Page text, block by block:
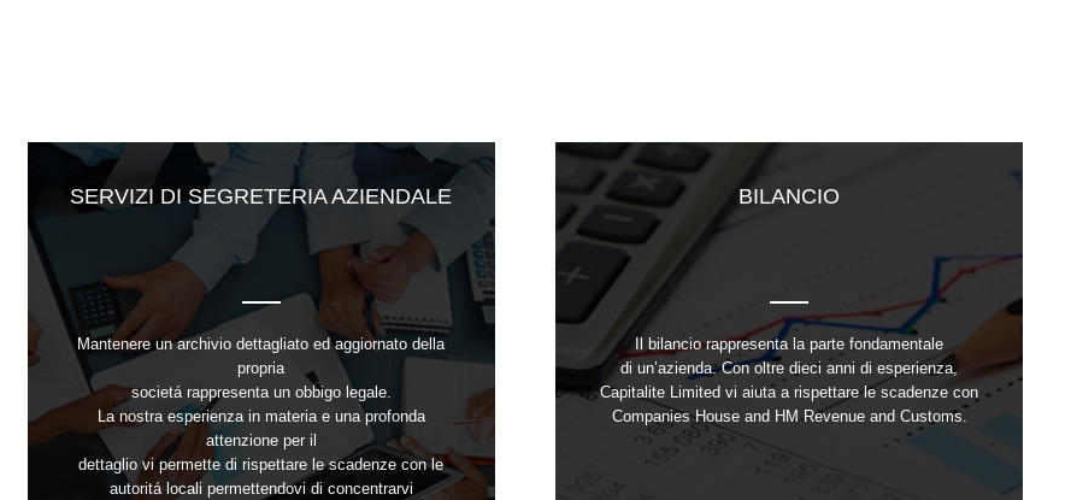
SERVIZI DI SEGRETERIA AZIENDALE
Mantenere un archivio dettagliato ed aggiornato della
propria
societá rappresenta un obbigo legale.
La nostra esperienza in materia e una profonda
attenzione per il
dettaglio vi permette di rispettare le scadenze con le
autoritá locali permettendovi di concentrarvi
BILANCIO
Il bilancio rappresenta la parte fondamentale
di un’azienda. Con oltre dieci anni di esperienza,
Capitalite Limited vi aiuta a rispettare le scadenze con
Companies House and HM Revenue and Customs.